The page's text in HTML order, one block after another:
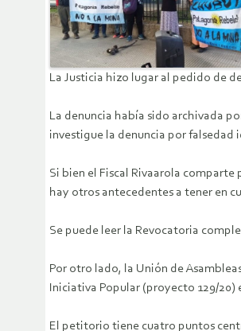
La Justicia hizo lugar al pedido de
La denuncia había sido archivada
investigue la denuncia por falsedad
Si bien el Fiscal Rivaarola
hay otros antecedentes a tener en
Se puede leer la Revocatoria
Por otro lado, la Unión de
Iniciativa Popular (proyecto 129/
El petitorio tiene cuatro puntos